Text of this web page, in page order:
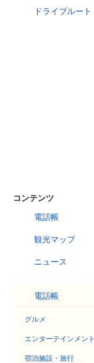
ドライブルート
コンテンツ
電話帳
観光マップ
ニュース
電話帳
グルメ
エンターテインメント
宿泊施設・旅行